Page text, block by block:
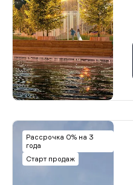
Рассрочка 0% на 3
года
Старт продаж